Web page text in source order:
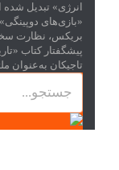
انرژی» تبدیل
«بازی‌های دوپینگی»
بریکس، نظارت
پیشگفتار کتاب
تاجیکان به‌عنوان